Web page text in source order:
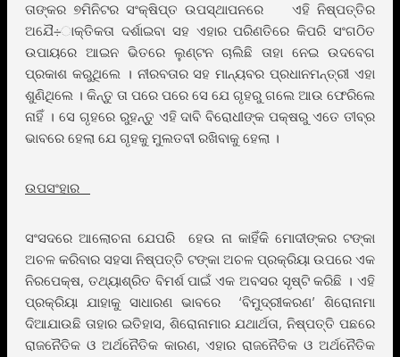
ତାଙ୍କର ୭ମିନିଟର ସଂକ୍ଷିପ୍ତ ଉପସ୍ଥାପନରେ ଏହି ନିଷ୍ପତ୍ତିର
ଅଯୈ÷ାକ୍ତିକତା ଦର୍ଶାଇବା ସହ ଏହାର ପରିଣତିରେ କିପରି ସଂଗଠିତ
ଉପାୟରେ ଆଇନ ଭିତରେ ଲୁଣ୍ଟନ ଚାଲିଛି ତାହା ନେଇ ଉଦବେଗ
ପ୍ରକାଶ କରୁଥିଲେ । ନୀରବତାର ସହ ମାନ୍ୟବର ପ୍ରଧାନମନ୍ତ୍ରୀ ଏହା
ଶୁଣିଥିଲେ । କିନ୍ତୁ ତା ପରେ ପରେ ସେ ଯେ ଗୃହରୁ ଗଲେ ଆଉ ଫେରିଲେ
ନାହିଁ । ସେ ଗୃହରେ ରୁହନ୍ତୁ ଏହି ଦାବି ବିରୋଧୀଙ୍କ ପକ୍ଷରୁ ଏତେ ତୀବ୍ର
ଭାବରେ ହେଲା ଯେ ଗୃହକୁ ମୁଲତବୀ ରଖିବାକୁ ହେଲା ।
ଉପସଂହାର
ସଂସଦରେ ଆଲୋଚନା ଯେପରି ହେଉ ନା କାହିଁକି ମୋଦୀଙ୍କର ଟଙ୍କା
ଅଚଳ କରିବାର ସହସା ନିଷ୍ପତ୍ତି ଟଙ୍କା ଅଚଳ ପ୍ରକ୍ରିୟା ଉପରେ ଏକ
ନିରପେକ୍ଷ, ତଥ୍ୟାଶ୍ରିତ ବିମର୍ଶ ପାଇଁ ଏକ ଅବସର ସୃଷ୍ଟି କରିଛି । ଏହି
ପ୍ରକ୍ରିୟା ଯାହାକୁ ସାଧାରଣ ଭାବରେ ‘ବିମୁଦ୍ରୀକରଣ’ ଶିରୋନାମା
ଦିଆଯାଉଛି ତାହାର ଇତିହାସ, ଶିରୋନାମାର ଯଥାର୍ଥତା, ନିଷ୍ପତ୍ତି ପଛରେ
ରାଜନୈତିକ ଓ ଅର୍ଥନୈତିକ କାରଣ, ଏହାର ରାଜନୈତିକ ଓ ଅର୍ଥନୈତିକ